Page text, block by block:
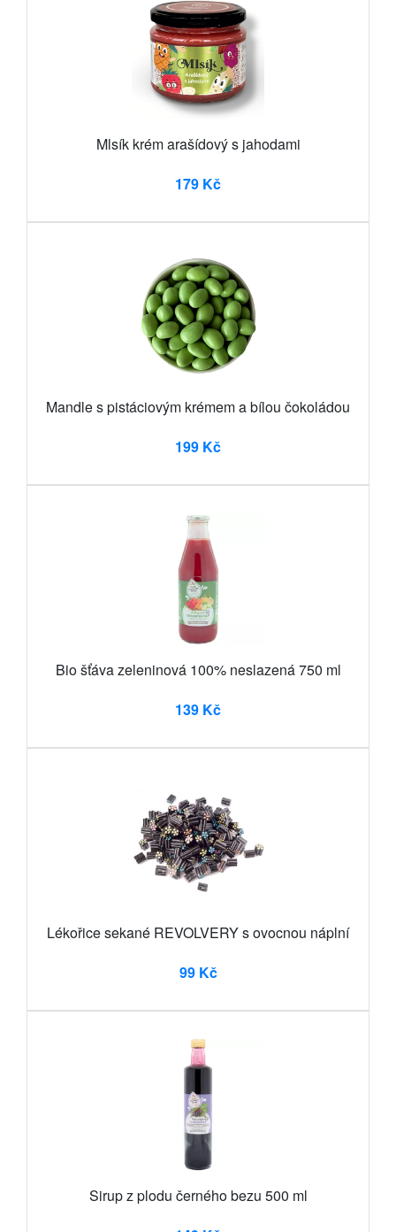
Mlsík krém arašídový s jahodami
179 Kč
Mandle s pistáciovým krémem a bílou čokoládou
199 Kč
Bio šťáva zeleninová 100% neslazená 750 ml
139 Kč
Lékořice sekané REVOLVERY s ovocnou náplní
99 Kč
Sirup z plodu černého bezu 500 ml